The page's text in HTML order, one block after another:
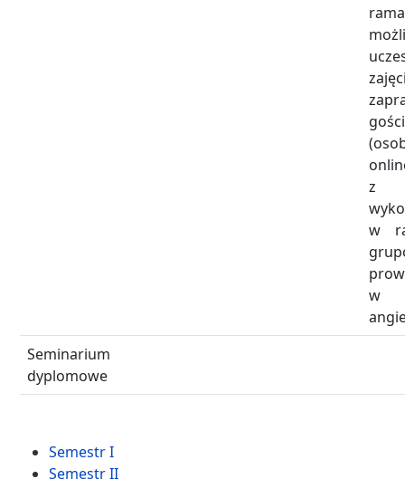
z
w
w
Seminarium
dyplomowe
Semestr I
Semestr II